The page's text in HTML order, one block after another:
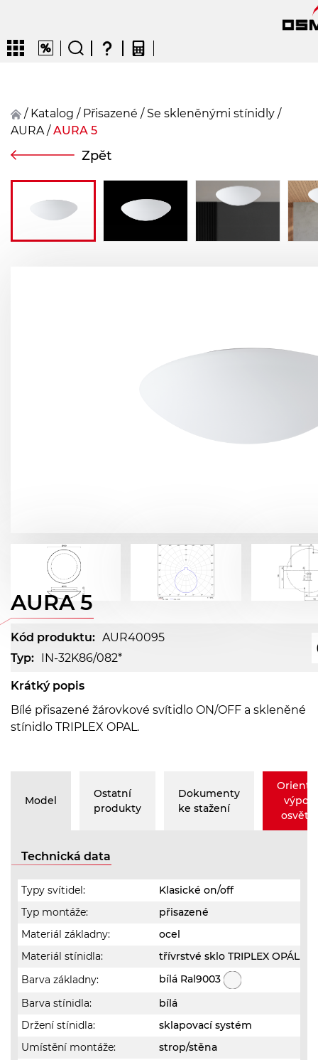
CZENDEFRFIN
/ Katalog / přisazené / Se skleněnými stínidly /
AURA/ AURA 5
Zpět
AURA 5
Kód produktu: AUR40095
Typ: IN-32K86/082*
Krátký popis
Bílé přisazené žárovkové svítidlo ON/OFF a skleněné
stínidlo TRIPLEX OPAL.
Model
Ostatní
produkty
Dokumenty
ke stažení
Technická data
Typy svítidel:
Klasické on/off
Typ montáže:
přisazené
Materiál základny:
ocel
Materiál stínidla:
třívrstvé sklo TRIPLEX OPÁL
Barva základny:
bílá Ral9003
Barva stínidla:
bílá
Držení stínidla:
sklapovací systém
Umístění montáže:
strop/stěna